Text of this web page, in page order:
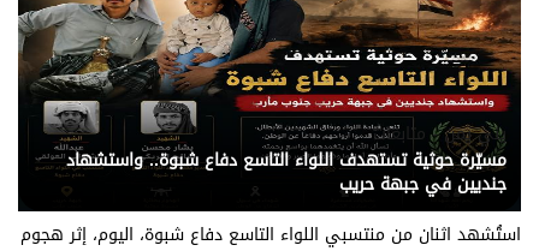
يني يمن - متابعات
مسيّرة حوثية تستهدف اللواء التاسع دفاع شبوة.. واستشهاد
جنديين في جبهة حريب
استُشهد اثنان من منتسبي اللواء التاسع دفاع شبوة، اليوم، إثر هجوم